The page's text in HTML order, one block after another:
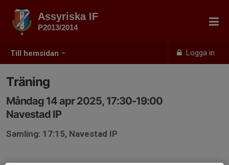
Till hemsidan Logga in
Assyriska IF
P2013/2014
Träning
Måndag 14 apr 2025, 17:30-19:00
Navestad IP
Samling: 17:15, Navestad IP